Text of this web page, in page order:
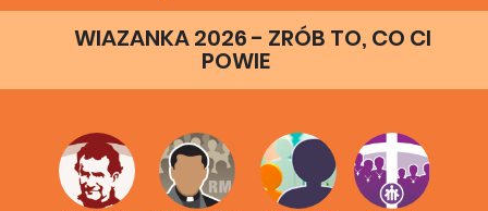
WIAZANKA 2026 - ZRÓB TO, CO CI
POWIE